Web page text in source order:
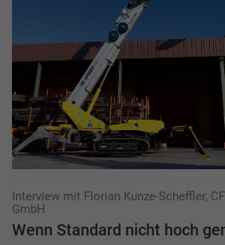
Interview mit Florian Kunze-Scheffler,
GmbH
Wenn Standard nicht hoch